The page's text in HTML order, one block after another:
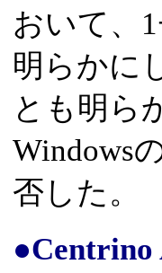
おいて、
明らかに
とも明ら
Windows
否した。